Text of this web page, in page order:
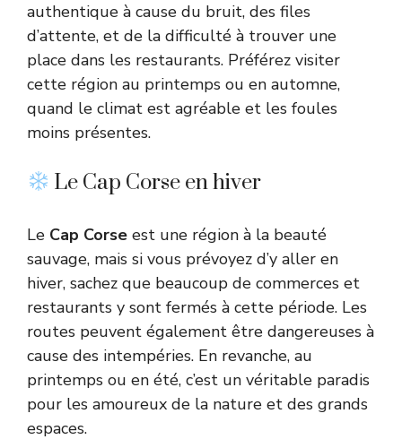
authentique à cause du bruit, des files
d’attente, et de la difficulté à trouver une
place dans les restaurants. Préférez visiter
cette région au printemps ou en automne,
quand le climat est agréable et les foules
moins présentes.
Le Cap Corse en hiver
Le Cap Corse est une région à la beauté
sauvage, mais si vous prévoyez d’y aller en
hiver, sachez que beaucoup de commerces et
restaurants y sont fermés à cette période. Les
routes peuvent également être dangereuses à
cause des intempéries. En revanche, au
printemps ou en été, c’est un véritable paradis
pour les amoureux de la nature et des grands
espaces.